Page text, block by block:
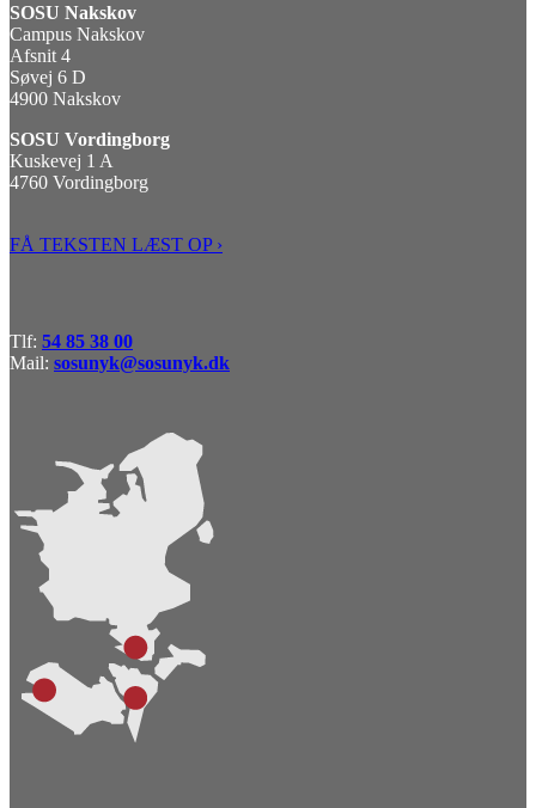
SOSU Nakskov
Campus Nakskov
Afsnit 4
Søvej 6 D
4900 Nakskov
SOSU Vordingborg
Kuskevej 1 A
4760 Vordingborg
FÅ TEKSTEN LÆST OP ›
Tlf: 54 85 38 00
Mail: sosunyk@sosunyk.dk